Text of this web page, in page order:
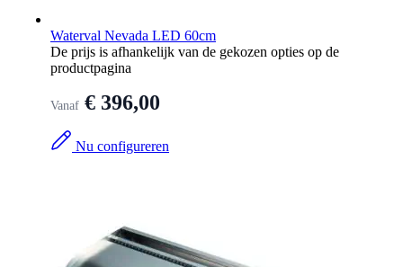
Waterval Nevada LED 60cm
De prijs is afhankelijk van de gekozen opties op de
productpagina
Vanaf € 396,00
Nu configureren